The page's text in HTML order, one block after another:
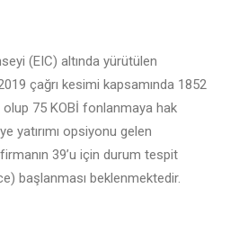
(EIC) altında yürütülen
2019 çağrı kesimi kapsamında 1852
olup 75 KOBİ fonlanmaya hak
yatırımı opsiyonu gelen
39’u için durum tespit
başlanması beklenmektedir.